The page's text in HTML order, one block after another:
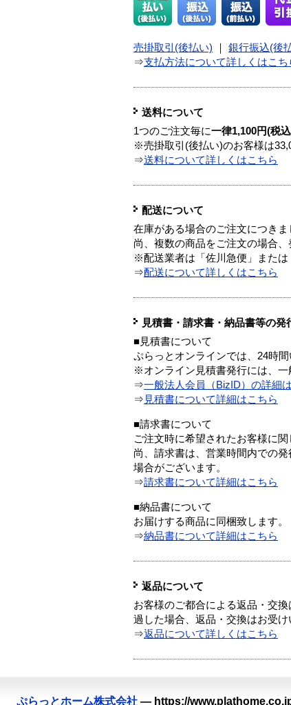
売掛取引(後払い) 銀行振込(後
⇒支払方法について詳しくはこち
送料について
1つのご注文毎に一律1,100円(税
※売掛取引(後払い)のお客様は
⇒送料について詳しくはこちら
配送について
在庫がある場合のご注文につき
尚、複数の商品をご注文の場合
※配送業者は「佐川急便」また
⇒配送について詳しくはこちら
見積書・請求書・納品書等の発
■見積書について
ぷらっとオンラインでは、24時
※オンライン見積書発行には、一
⇒一般法人会員（BizID）の詳細
⇒ 見積書について詳細はこちら
■請求書について
ご注文時に希望されたお客様に
尚、請求書は、営業時間内での
場合がございます。
⇒請求書について詳細はこちら
■納品書について
お届けする商品に同梱致します。
⇒納品書について詳細はこちら
返品について
お客様のご都合による返品・交
過した場合、返品・交換はお受け
⇒返品について詳しくはこちら
ぷらっとホーム株式会社 — https://